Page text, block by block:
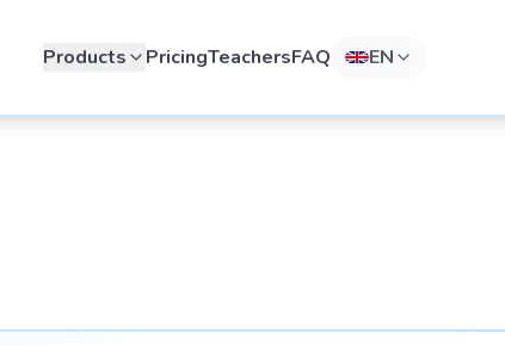
Products PricingTeachersFAQ EN